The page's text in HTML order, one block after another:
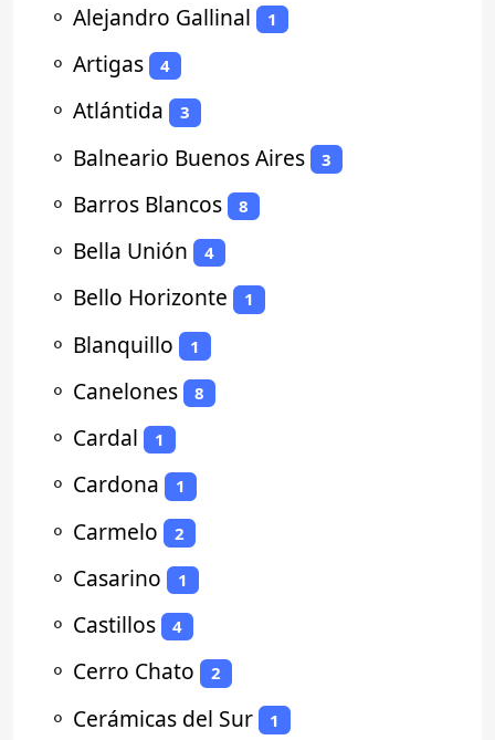
⚬ Alejandro Gallinal 1
⚬ Artigas 4
⚬ Atlántida 3
⚬ Balneario Buenos Aires 3
⚬ Barros Blancos 8
⚬ Bella Unión 4
⚬ Bello Horizonte 1
⚬ Blanquillo 1
⚬ Canelones 8
⚬ Cardal 1
⚬ Cardona 1
⚬ Carmelo 2
⚬ Casarino 1
⚬ Castillos 4
⚬ Cerro Chato 2
⚬ Cerámicas del Sur 1